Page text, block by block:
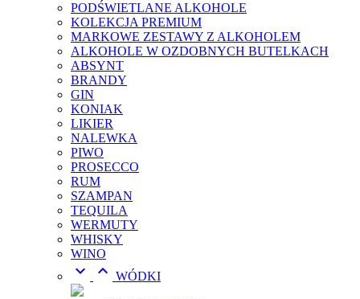
PODŚWIETLANE ALKOHOLE
KOLEKCJA PREMIUM
MARKOWE ZESTAWY Z ALKOHOLEM
ALKOHOLE W OZDOBNYCH BUTELKACH
ABSYNT
BRANDY
GIN
KONIAK
LIKIER
NALEWKA
PIWO
PROSECCO
RUM
SZAMPAN
TEQUILA
WERMUTY
WHISKY
WINO
  WÓDKI